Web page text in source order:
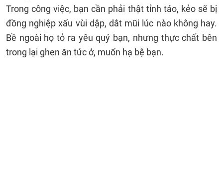
Trong công việc, bạn cần phải thật tỉnh táo, kẻo sẽ bị
đồng nghiệp xấu vùi dập, dắt mũi lúc nào không hay.
Bề ngoài họ tỏ ra yêu quý bạn, nhưng thực chất bên
trong lại ghen ăn tức ở, muốn hạ bệ bạn.